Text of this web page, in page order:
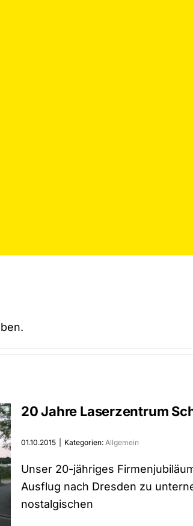
20 Jahre Laserzentrum
01.10.2015 Kategorien: Allgemein
Unser 20-jähriges
Ausflug nach Dresden zu
nostalgischen